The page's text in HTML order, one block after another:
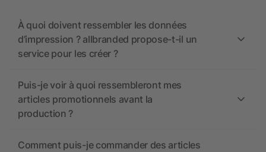
À quoi doivent ressembler les données
d’impression ? allbranded propose-t-il un
service pour les créer ?
Puis-je voir à quoi ressembleront mes
articles promotionnels avant la
production ?
Comment puis-je commander des articles